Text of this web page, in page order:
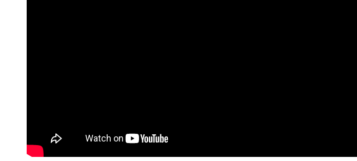
カメラを通じて見たもののプロフィールを一瞬にして表示している